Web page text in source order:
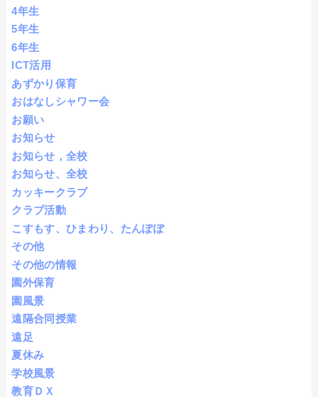
4年生
5年生
6年生
ICT活用
あずかり保育
おはなしシャワー会
お願い
お知らせ
お知らせ，全校
お知らせ、全校
カッキークラブ
クラブ活動
こすもす、ひまわり、たんぽぽ
その他
その他の情報
園外保育
園風景
遠隔合同授業
遠足
夏休み
学校風景
教育ＤＸ